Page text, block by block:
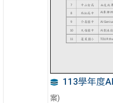
113學年度
案)